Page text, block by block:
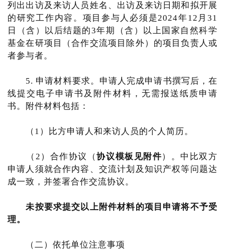
列出出访及来访人员姓名、出访及来访日期和拟开展
的研究工作内容。项目参与人必须是2024年12月31
日（含）以后结题的3年期（含）以上国家自然科学
基金在研项目（合作交流项目除外）的项目负责人或
者参与者。
5. 申请材料要求。申请人完成申请书撰写后，在
线提交电子申请书及附件材料，无需报送纸质申请
书。附件材料包括：
（1）比方申请人和来访人员的个人简历。
（2）合作协议（协议模板见附件）。中比双方
申请人须就合作内容、交流计划及知识产权等问题达
成一致，并签署合作交流协议。
未按要求提交以上附件材料的项目申请将不予受
理。
（二）依托单位注意事项